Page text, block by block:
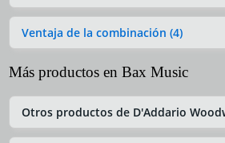
Ventaja de la combinación (4)
Más productos en Bax Music
Otros productos de D'Addario